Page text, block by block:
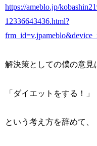
https://ameblo.jp/
12336643436.html?
解決策としての僕の意見
「ダイエットをする！」
という考え方を辞めて、